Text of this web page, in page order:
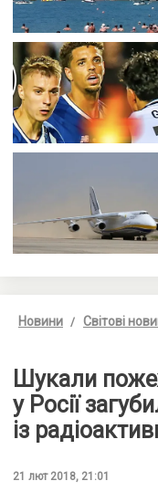
Новини Світові
Шукали
у Росії
із
21 лют 2018, 21:01